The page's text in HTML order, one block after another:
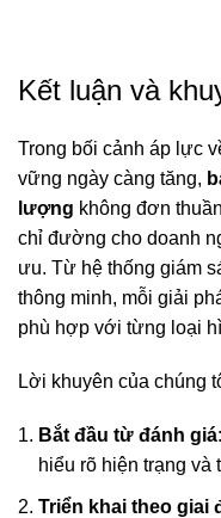
Kết luận và
Trong bối cảnh áp lực
vững ngày càng tăng,
lượng không đơn
chỉ đường cho doanh
ưu. Từ hệ thống giám
thông minh, mỗi giải
phù hợp với từng loại
Lời khuyên của chúng
Bắt đầu từ đánh giá
hiểu rõ hiện trạng và
Triển khai theo giai